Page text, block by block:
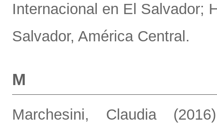
Internacional en El Salvador;
Salvador, América Central.
M
Marchesini, Claudia